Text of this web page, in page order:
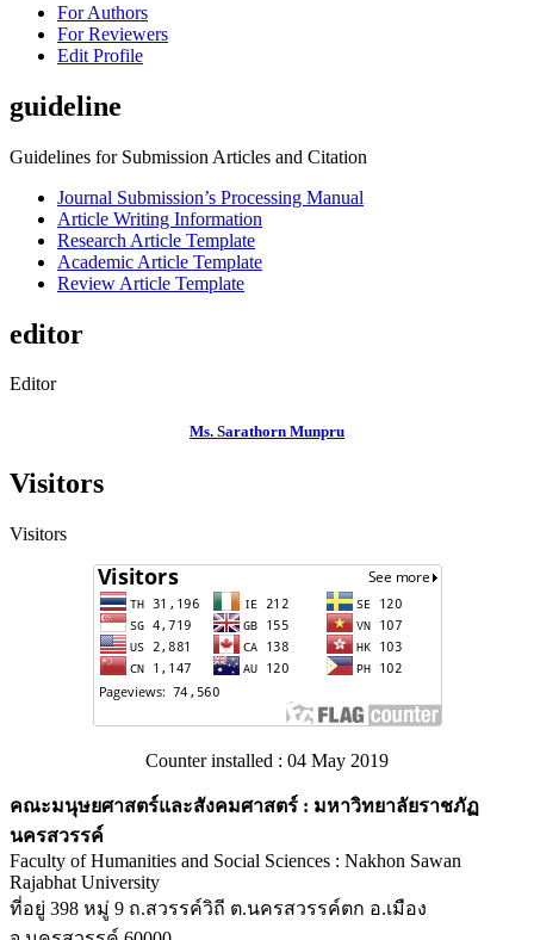
For Authors
For Reviewers
Edit Profile
guideline
Guidelines for Submission Articles and Citation
Journal Submission’s Processing Manual
Article Writing Information
Research Article Template
Academic Article Template
Review Article Template
editor
Editor
Ms. Sarathorn Munpru
Visitors
Visitors
Counter installed : 04 May 2019
คณะมนุษยศาสตร์และสังคมศาสตร์ : มหาวิทยาลัยราชภัฏ
นครสวรรค์
Faculty of Humanities and Social Sciences : Nakhon Sawan
Rajabhat University
ที่อยู่ 398 หมู่ 9 ถ.สวรรค์วิถี ต.นครสวรรค์ตก อ.เมือง